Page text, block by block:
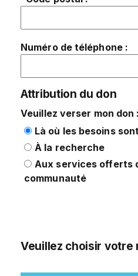
Numéro de téléphone :
Attribution du don
Veuillez verser mon don :
Là où les besoins
À la recherche
Aux services offerts
communauté
Veuillez choisir votre